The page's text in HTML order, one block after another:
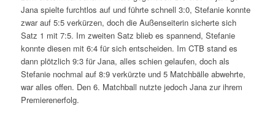
Jana spielte furchtlos auf und führte schnell 3:0, Stefanie konnte
zwar auf 5:5 verkürzen, doch die Außenseiterin sicherte sich
Satz 1 mit 7:5. Im zweiten Satz blieb es spannend, Stefanie
konnte diesen mit 6:4 für sich entscheiden. Im CTB stand es
dann plötzlich 9:3 für Jana, alles schien gelaufen, doch als
Stefanie nochmal auf 8:9 verkürzte und 5 Matchbälle abwehrte,
war alles offen. Den 6. Matchball nutzte jedoch Jana zur ihrem
Premierenerfolg.